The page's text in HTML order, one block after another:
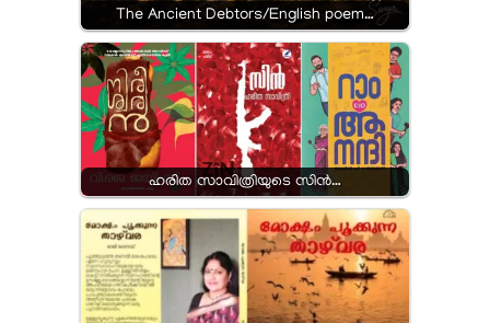
The Ancient Debtors/English poem…
ഹരിത സാവിത്രിയുടെ സിൻ…